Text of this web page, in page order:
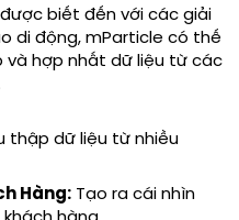
biết đến với các giải
di động,mParticle có thế
hợp nhất dữ liệu từ các
thập dữ liệu từ nhiều
Hàng: Tạo ra cái nhìn